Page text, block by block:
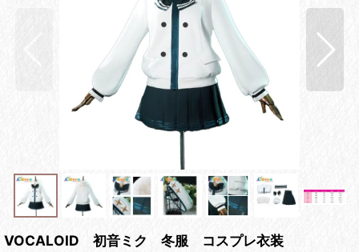
VOCALOID 初音ミク 冬服 コスプレ衣装